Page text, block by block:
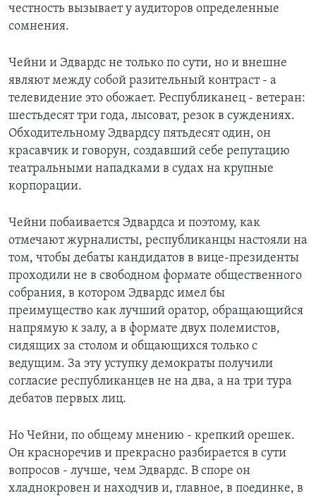
честность вызывает у аудиторов определенные
сомнения.
Чейни и Эдвардс не только по сути, но и внешне
являют между собой разительный контраст - а
телевидение это обожает. Республиканец - ветеран:
шестьдесят три года, лысоват, резок в суждениях.
Обходительному Эдвардсу пятьдесят один, он
красавчик и говорун, создавший себе репутацию
театральными нападками в судах на крупные
корпорации.
Чейни побаивается Эдвардса и поэтому, как
отмечают журналисты, республиканцы настояли на
том, чтобы дебаты кандидатов в вице-президенты
проходили не в свободном формате общественного
собрания, в котором Эдвардс имел бы
преимущество как лучший оратор, обращающийся
напрямую к залу, а в формате двух полемистов,
сидящих за столом и общающихся только с
ведущим. За эту уступку демократы получили
согласие республиканцев не на два, а на три тура
дебатов первых лиц.
Но Чейни, по общему мнению - крепкий орешек.
Он красноречив и прекрасно разбирается в сути
вопросов - лучше, чем Эдвардс. В споре он
хладнокровен и находчив и, главное, в поединке, в